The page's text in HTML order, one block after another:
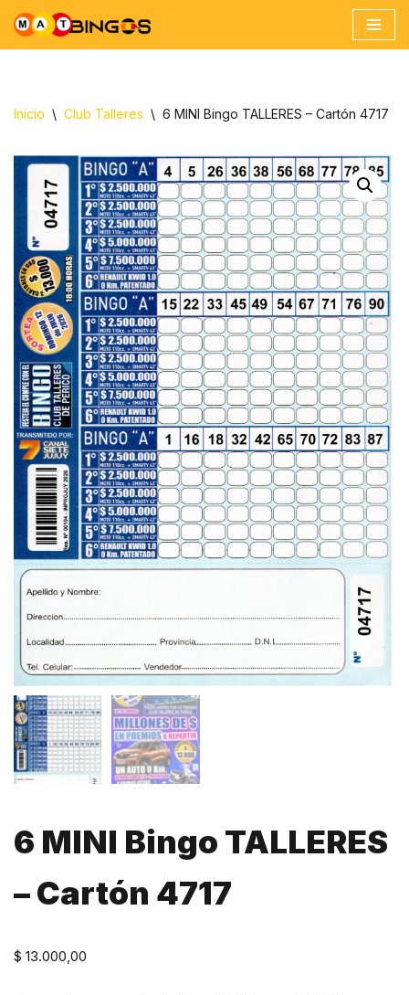
Ir
Inicio \ Club Talleres \ 6 MINI Bingo TALLERES – Cartón 4717
6 MINI Bingo TALLERES
– Cartón 4717
$ 13.000,00